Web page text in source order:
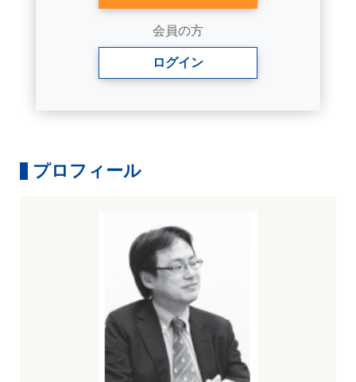
会員の方
ログイン
プロフィール